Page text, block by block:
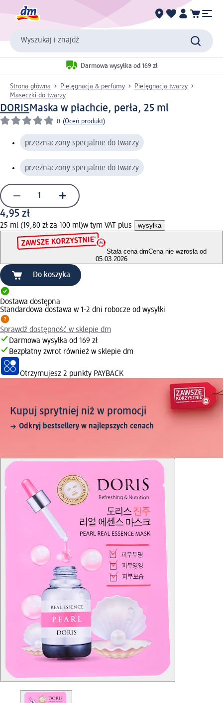
Wyszukaj i znajdź
Darmowa wysyłka od 169 zł
Strona główna Pielęgnacja & perfumy
Pielęgnacja twarzy
Maseczki do twarzy
DORISMaska w płachcie, perła, 25 ml
0 (Oceń produkt)
przeznaczony specjalnie do twarzy
przeznaczony specjalnie do twarzy
4,95 zł
25 ml (19,80 zł za 100 ml)w tym VAT plus wysyłka
Stała cena dmCena nie wzrosła od
05.03.2026
Do koszyka
Dostawa dostępna
Standardowa dostawa w 1-2 dni robocze od wysyłki
Sprawdź dostępność w sklepie dm
Darmowa wysyłka od 169 zł
Bezpłatny zwrot również w sklepie dm
Otrzymujesz 2 punkty PAYBACK
Kupuj sprytniej niż w promocji
Odkryj bestsellery w najlepszych cenach